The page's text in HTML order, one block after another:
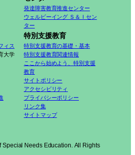
発達障害教育推進センター
ウェルビーイング Ｓ＆Ｉセン
ター
ィス
大学
特別支援教育
特別支援教育の基礎・基本
特別支援教育関連情報
ここから始めよう、特別支援
教育
サイトポリシー
アクセシビリティ
プライバシーポリシー
リンク集
サイトマップ
Special Needs Education. All Rights